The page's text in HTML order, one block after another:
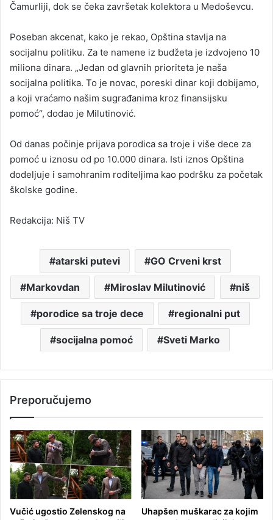
Čamurliji, dok se čeka završetak kolektora u Medoševcu.
Poseban akcenat, kako je rekao, Opština stavlja na
socijalnu politiku. Za te namene iz budžeta je izdvojeno 10
miliona dinara. „Jedan od glavnih prioriteta je naša
socijalna politika. To je novac, poreski dinar koji dobijamo,
a koji vraćamo našim sugrađanima kroz finansijsku
pomoć“, dodao je Milutinović.
Od danas počinje prijava porodica sa troje i više dece za
pomoć u iznosu od po 10.000 dinara. Isti iznos Opština
dodeljuje i samohranim roditeljima kao podršku za početak
školske godine.
Redakcija: Niš TV
atarski putevi GO Crveni krst
Markovdan Miroslav Milutinović niš
porodice sa troje dece regionalni put
socijalna pomoć Sveti Marko
Preporučujemo
Vučić ugostio Zelenskog na
Uhapšen muškarac za kojim